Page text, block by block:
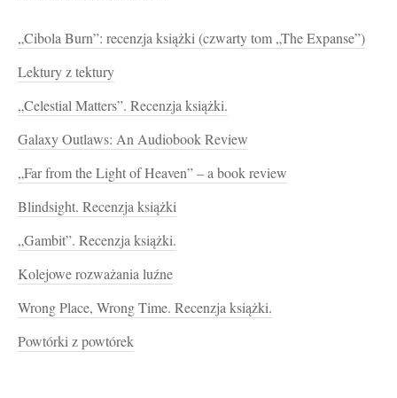
„Cibola Burn”: recenzja książki (czwarty tom „The Expanse”)
Lektury z tektury
„Celestial Matters”. Recenzja książki.
Galaxy Outlaws: An Audiobook Review
„Far from the Light of Heaven” – a book review
Blindsight. Recenzja książki
„Gambit”. Recenzja książki.
Kolejowe rozważania luźne
Wrong Place, Wrong Time. Recenzja książki.
Powtórki z powtórek